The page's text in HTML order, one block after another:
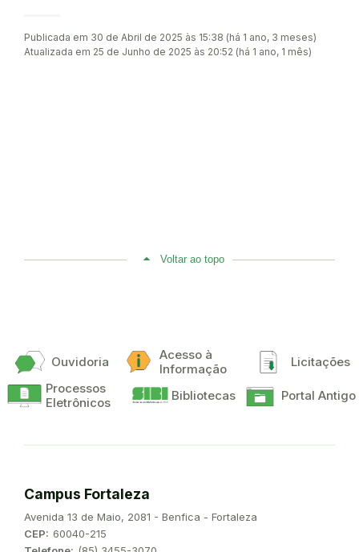
Publicada em 30 de Abril de 2025 às 15:38 (há 1 ano, 3 meses)
Atualizada em 25 de Junho de 2025 às 20:52 (há 1 ano, 1 mês)
Voltar ao topo
Ouvidoria
Acesso à
Informação
Licitações
Processos
Eletrônicos
Bibliotecas Portal Antigo
Campus Fortaleza
Endereço:
Avenida 13 de Maio, 2081 - Benfica - Fortaleza
CEP: 60040-215